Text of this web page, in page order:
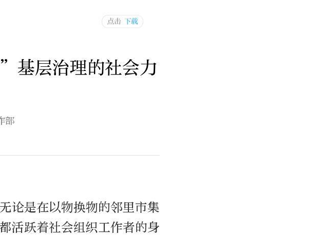
基层治理的社会力
部
论是在以物换物的邻里市集
活跃着社会组织工作者的身